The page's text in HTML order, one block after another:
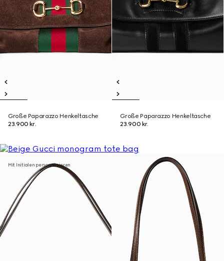
Große Paparazzo Henkeltasche
23.900 kr.
Große Paparazzo Henkeltasche
23.900 kr.
Mit Initialen personalisieren